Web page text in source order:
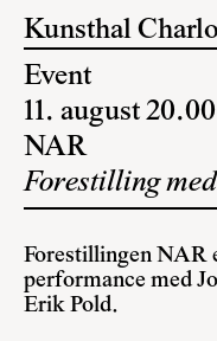
Kunsthal
Event
11. august
NAR
Forestilling
Forestillingen NAR
performance med
Erik Pold.